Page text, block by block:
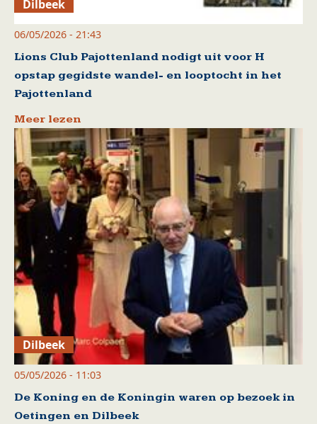
Dilbeek
06/05/2026 - 21:43
Lions Club Pajottenland nodigt uit voor H
opstap gegidste wandel- en looptocht in het
Pajottenland
Meer lezen
Dilbeek
05/05/2026 - 11:03
De Koning en de Koningin waren op bezoek in
Oetingen en Dilbeek